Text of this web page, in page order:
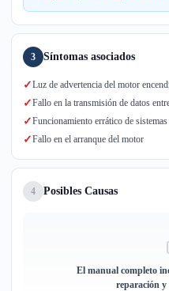
3 Síntomas asociados
✓Luz de advertencia del motor
✓Fallo en la transmisión de datos
✓Funcionamiento errático de
✓Fallo en el arranque del motor
4 Posibles Causas
El manual completo
reparación